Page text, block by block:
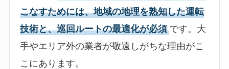
こなすためには、地域の地理を熟知した運転
技術と、巡回ルートの最適化が必須です。大
手やエリア外の業者が敬遠しがちな理由がこ
こにあります。